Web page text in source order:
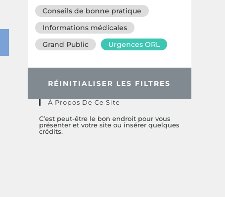
Conseils de bonne pratique
Informations médicales
Grand Public
Urgences ORL
RÉINITIALISER LES FILTRES
À Propos De Ce Site
C’est peut-être le bon endroit pour vous
présenter et votre site ou insérer quelques
crédits.